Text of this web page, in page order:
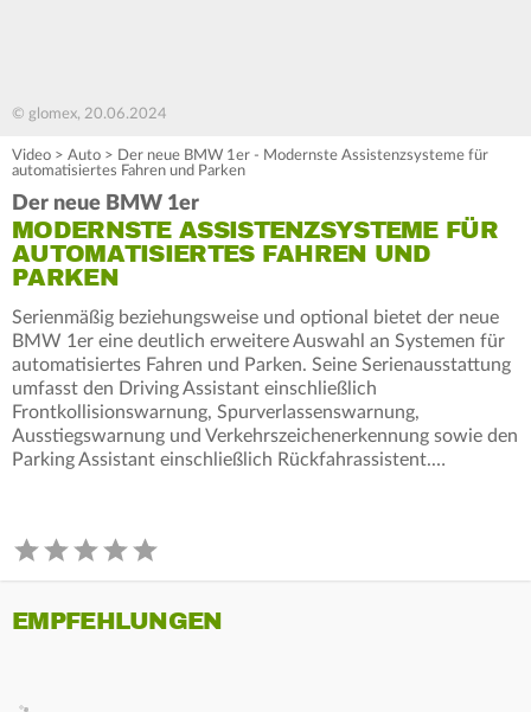
© glomex, 20.06.2024
Video > Auto > Der neue BMW 1er - Modernste Assistenzsysteme für
automatisiertes Fahren und Parken
Der neue BMW 1er
MODERNSTE ASSISTENZSYSTEME FÜR
AUTOMATISIERTES FAHREN UND
PARKEN
Serienmäßig beziehungsweise und optional bietet der neue
BMW 1er eine deutlich erweitere Auswahl an Systemen für
automatisiertes Fahren und Parken. Seine Serienausstattung
umfasst den Driving Assistant einschließlich
Frontkollisionswarnung, Spurverlassenswarnung,
Ausstiegswarnung und Verkehrszeichenerkennung sowie den
Parking Assistant einschließlich Rückfahrassistent.…
EMPFEHLUNGEN